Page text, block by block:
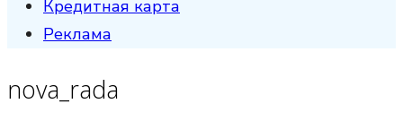
Кредитная карта
Реклама
nova_rada